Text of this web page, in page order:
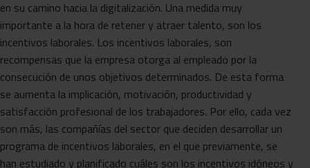
en su camino hacia la digitalización. Una medida muy
importante a la hora de retener y atraer talento, son los
incentivos laborales. Los incentivos laborales, son
recompensas que la empresa otorga al empleado por la
consecución de unos objetivos determinados. De esta forma
se aumenta la implicación, motivación, productividad y
satisfacción profesional de los trabajadores. Por ello, cada vez
son más, las compañías del sector que deciden desarrollar un
programa de incentivos laborales, en el que previamente, se
han estudiado y planificado cuáles son los incentivos idóneos y